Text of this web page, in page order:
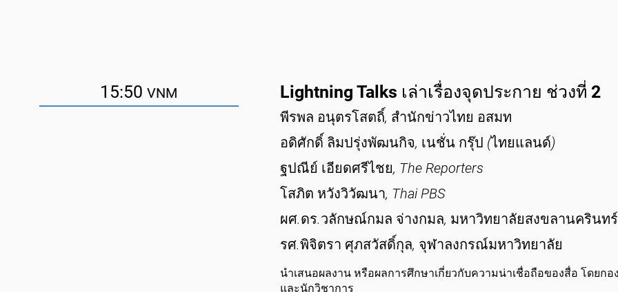
15:50VNM Lightning Talks เล่าเรื่องจุดประกาย ช่วงที่ 2
พีรพล อนุตรโสตถิ์, สำนักข่าวไทย อสมท
อดิศักดิ์ ลิมปรุ่งพัฒนกิจ, เนชั่น กรุ๊ป (ไทยแลนด์)
ฐปณีย์ เอียดศรีไชย, The Reporters
โสภิต หวังวิวัฒนา, Thai PBS
ผศ.ดร.วลักษณ์กมล จ่างกมล, มหาวิทยาลัยสงขลานครินท
รศ.พิจิตรา ศุภสวัสดิ์กุล, จุฬาลงกรณ์มหาวิทยาลัย
นำเสนอผลงาน หรือผลการศึกษาเกี่ยวกับความน่าเชื่อถือของสื่อ โดยก
และนักวิชาการ